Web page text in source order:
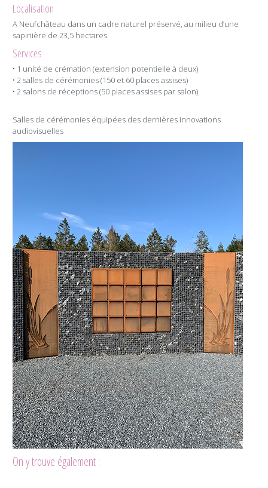
Localisation
A Neufchâteau dans un cadre naturel préservé, au milieu d’une
sapinière de 23,5 hectares
Services
• 1 unité de crémation (extension potentielle à deux)
• 2 salles de cérémonies (150 et 60 places assises)
• 2 salons de réceptions (50 places assises par salon)
Salles de cérémonies équipées des dernières innovations
audiovisuelles
On y trouve également :